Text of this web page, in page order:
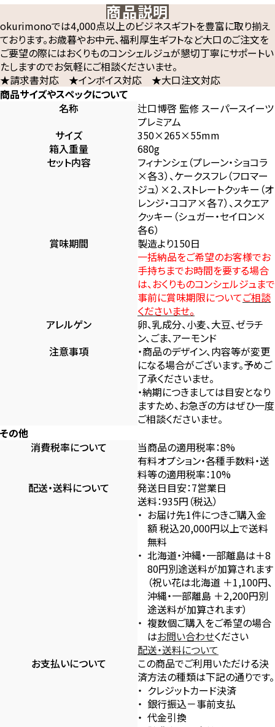
商品説明
okurimonoでは4,000点以上のビジネスギフトを豊富に取り揃え
ております。お歳暮やお中元、福利厚生ギフトなど大口のご注文を
ご要望の際にはおくりものコンシェルジュが懇切丁寧にサポートい
たしますのでお気軽にご相談くださいませ。
★請求書対応 ★インボイス対応 ★大口注文対応
商品サイズやスペックについて
名称
辻口博啓 監修 スーパースイーツ
プレミアム
サイズ
350×265×55mm
箱入重量
680g
セット内容
フィナンシェ（プレーン・ショコラ
×各３）、ケークスフレ（フロマー
ジュ）×２、ストレートクッキー（オ
レンジ・ココア×各７）、スクエア
クッキー（シュガー・セイロン×
各６）
賞味期間
製造より150日
一括納品をご希望のお客様でお
手持ちまでお時間を要する場合
は、おくりものコンシェルジュまで
事前に賞味期限についてご相談
くださいませ。
アレルゲン
卵、乳成分、小麦、大豆、ゼラチ
ン、ごま、アーモンド
注意事項
・商品のデザイン、内容等が変更
になる場合がございます。予めご
了承くださいませ。
・納期につきましては目安となり
ますため、お急ぎの方はぜひ一度
ご相談くださいませ。
その他
消費税率について
当商品の適用税率：8%
有料オプション・各種手数料・送
料等の適用税率：10%
配送・送料について
発送日目安：7営業日
送料：935円（税込）
お届け先1件につきご購入金
額 税込20,000円以上で送料
無料
北海道・沖縄・一部離島は＋8
80円別途送料が加算されます
（祝い花は北海道 ＋1,100円、
沖縄・一部離島 ＋2,200円別
途送料が加算されます）
複数個ご購入をご希望の場合
はお問い合わせください
配送・送料について
お支払いについて
この商品でご利用いただける決
済方法の種類は下記の通りです。
クレジットカード決済
銀行振込－事前支払
代金引換